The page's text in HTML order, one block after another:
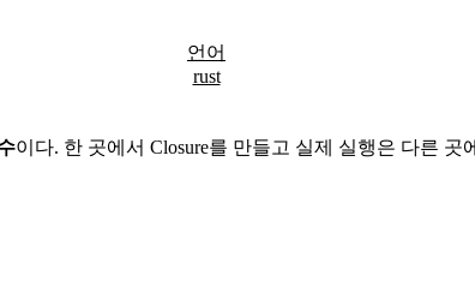
언어
rust
이다. 한 곳에서 Closure를 만들고 실제 실행은 다른